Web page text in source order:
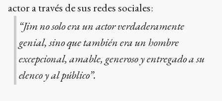
actor a través de sus redes sociales:
“Jim no solo era un actor verdaderamente
genial, sino que también era un hombre
excepcional, amable, generoso y entregado a su
elenco y al público”.